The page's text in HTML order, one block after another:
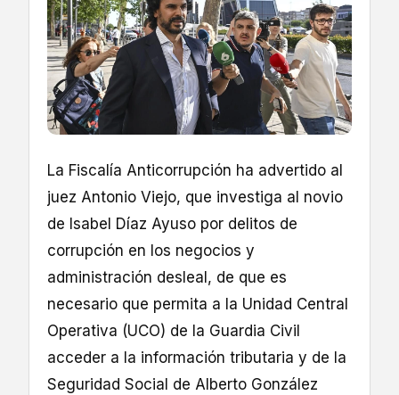
La Fiscalía Anticorrupción ha advertido al
juez Antonio Viejo, que investiga al novio
de Isabel Díaz Ayuso por delitos de
corrupción en los negocios y
administración desleal, de que es
necesario que permita a la Unidad Central
Operativa (UCO) de la Guardia Civil
acceder a la información tributaria y de la
Seguridad Social de Alberto González